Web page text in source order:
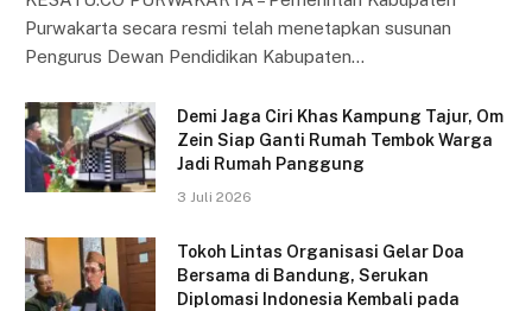
Purwakarta secara resmi telah menetapkan susunan
Pengurus Dewan Pendidikan Kabupaten…
Demi Jaga Ciri Khas Kampung Tajur, Om
Zein Siap Ganti Rumah Tembok Warga
Jadi Rumah Panggung
3 Juli 2026
Tokoh Lintas Organisasi Gelar Doa
Bersama di Bandung, Serukan
Diplomasi Indonesia Kembali pada